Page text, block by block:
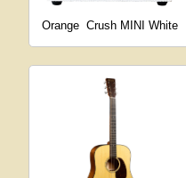
Orange Crush MINI White